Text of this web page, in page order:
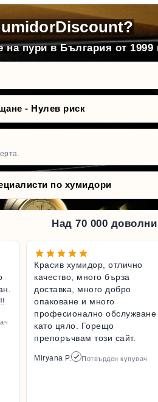
пури в България от
- Нулев риск
по хумидори
Над 70 000 доволни
Красив хумидор, отлично
качество, много бърза
доставка, много добро
опаковане и много
професионално обслужване
като цяло. Горещо
препоръчвам този сайт.
Miryana P. Потвърден купувач